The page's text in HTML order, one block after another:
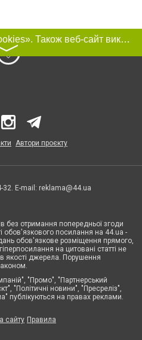
Цей сайт використовує «cookies». Також веб-сайт використовує інтернет-сервіс для збору технічних даних стосовно відвідувачів з метою отримання маркетингової та статистичної інформації. Умови обробки даних відвідувачів сайту див.
Автори проєкту
32. E-mail: reklama@44.ua
без отримання попередньої згоди
обов'язкового посилання на 44.ua -
обов'язкове розміщення прямого,
на цитовані статті не
якості джерела. Порушення
"Промо", "Партнерський
"Політичні новини", "Пресреліз",
публікуються на правах реклами.
сайту Правила